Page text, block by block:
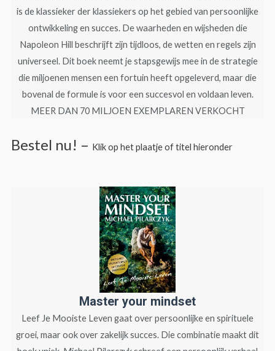
is de klassieker der klassiekers op het gebied van persoonlijke
ontwikkeling en succes. De waarheden en wijsheden die
Napoleon Hill beschrijft zijn tijdloos, de wetten en regels zijn
universeel. Dit boek neemt je stapsgewijs mee in de strategie
die miljoenen mensen een fortuin heeft opgeleverd, maar die
bovenal de formule is voor een succesvol en voldaan leven.
MEER DAN 70 MILJOEN EXEMPLAREN VERKOCHT
Bestel nu! – Klik op het plaatje of titel hieronder
Master your mindset
Leef Je Mooiste Leven gaat over persoonlijke en spirituele
groei, maar ook over zakelijk succes. Die combinatie maakt dit